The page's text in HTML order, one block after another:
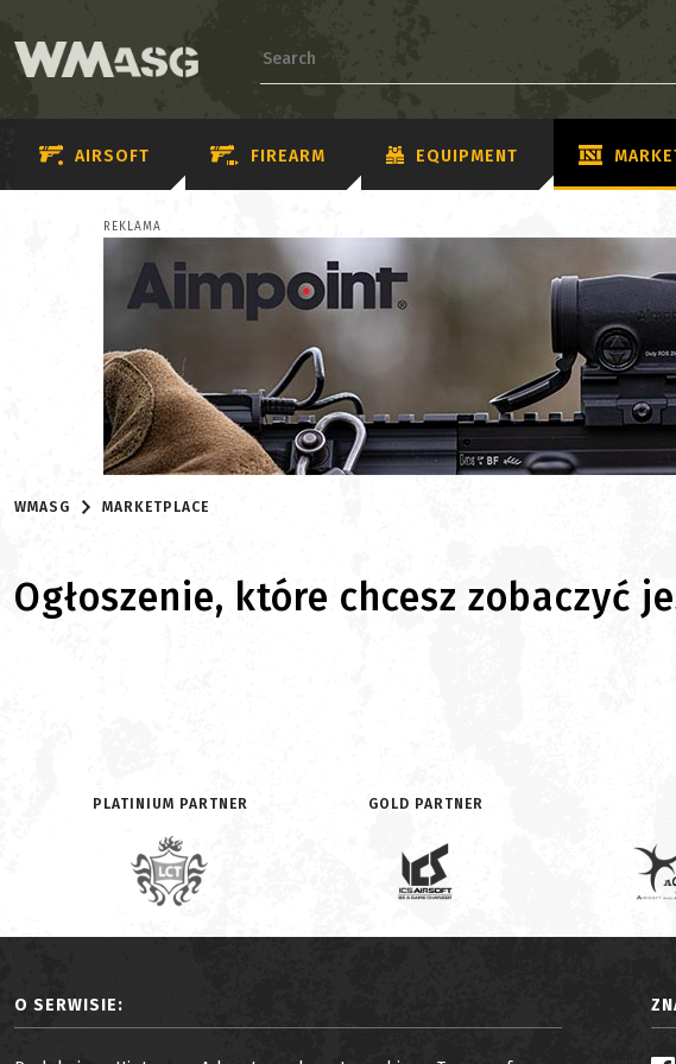
AIRSOFT FIREARM EQUIPMENT
REKLAMA
WMASG MARKETPLACE
Ogłoszenie, które chcesz zobaczyć
PLATINIUM PARTNER GOLD PARTNER
O SERWISIE: